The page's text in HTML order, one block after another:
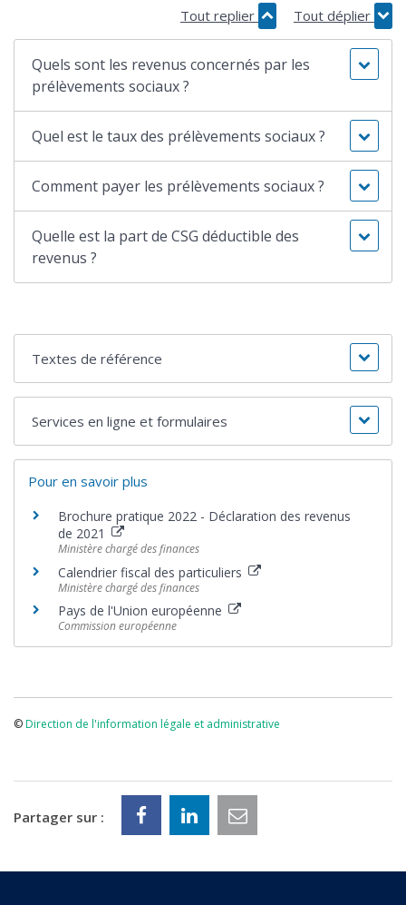
Tout replier Tout déplier
Quels sont les revenus concernés par les
prélèvements sociaux ?
Quel est le taux des prélèvements sociaux ?
Comment payer les prélèvements sociaux ?
Quelle est la part de CSG déductible des
revenus ?
Textes de référence
Services en ligne et formulaires
Pour en savoir plus
Brochure pratique 2022 - Déclaration des revenus
de 2021
Ministère chargé des finances
Calendrier fiscal des particuliers
Ministère chargé des finances
Pays de l'Union européenne
Commission européenne
©Direction de l'information légale et administrative
Partager sur :